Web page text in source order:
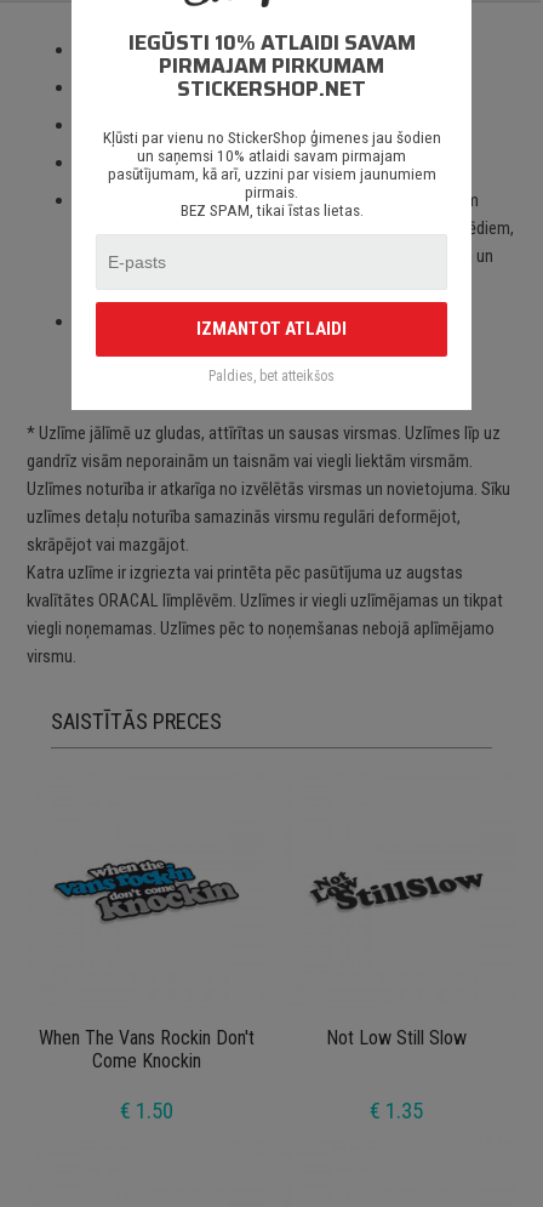
Izmantotas tikai augstas kvalitātes ORACAL līmplēves;
100% mitrumizturība;
Spēcīgs līmes slānis;
Paredzēts priekš auto stikliem, virsbūves daļām, krāsotām
virsmām, portatīvajiem/stacionārajiem datoriem, velosipēdiem,
motocikliem un motorolleriem, kā arī visām citām gludām un
Piegāde Latvijā un citviet pasaulē bez jebkādiem
ierobežojumiem.
* Uzlīme jālīmē uz gludas, attīrītas un sausas virsmas. Uzlīmes līp uz
gandrīz visām neporainām un taisnām vai viegli liektām virsmām.
Uzlīmes noturība ir atkarīga no izvēlētās virsmas un novietojuma. Sīku
uzlīmes detaļu noturība samazinās virsmu regulāri deformējot,
skrāpējot vai mazgājot.
Katra uzlīme ir izgriezta vai printēta pēc pasūtījuma uz augstas
kvalītātes ORACAL līmplēvēm. Uzlīmes ir viegli uzlīmējamas un tikpat
viegli noņemamas. Uzlīmes pēc to noņemšanas nebojā aplīmējamo
virsmu.
SAISTĪTĀS PRECES
When The Vans Rockin Don't
Come Knockin
€ 1.50
Not Low Still Slow
€ 1.35
IEGŪSTI 10% ATLAIDI SAVAM
PIRMAJAM PIRKUMAM
STICKERSHOP.NET
Kļūsti par vienu no StickerShop ģimenes jau šodien
un saņemsi 10% atlaidi savam pirmajam
pasūtījumam, kā arī, uzzini par visiem jaunumiem
pirmais.
BEZ SPAM, tikai īstas lietas.
IZMANTOT ATLAIDI
Paldies, bet atteikšos